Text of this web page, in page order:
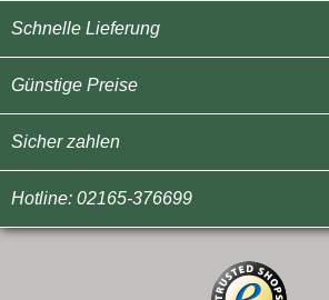
Schnelle Lieferung
Günstige Preise
Sicher zahlen
Hotline: 02165-376699